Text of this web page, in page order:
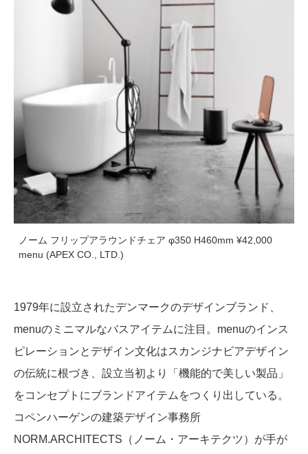
ノーム フリップアラウンドチェア φ350 H460mm ¥42,000
menu (APEX CO., LTD.)
1979年に設立されたデンマークのデザインブランド、
menuのミニマルなバスアイテムに注目。menuのインス
ピレーションとデザイン文化はスカンジナビアデザイン
の伝統に根づき、設立当初より「機能的で美しい製品」
をコンセプトにブランドアイテムをつくり出している。
コペンハーゲンの建築デザイン事務所
NORM.ARCHITECTS（ノーム・アーキテクツ）が手が